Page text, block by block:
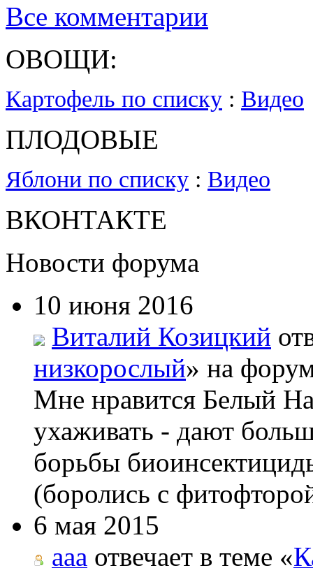
Все комментарии
ОВОЩИ:
Картофель по списку : Видео
ПЛОДОВЫЕ
Яблони по списку : Видео
ВКОНТАКТЕ
Новости форума
10 июня 2016
Виталий Козицкий
низкорослый» на
Мне нравится Белый
ухаживать - дают
борьбы
(боролись с
6 мая 2015
aaa отвечает в теме «